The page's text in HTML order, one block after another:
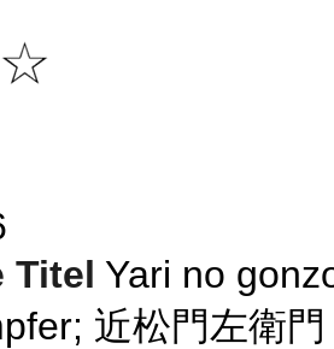
Titel Yari no
近松門左衛